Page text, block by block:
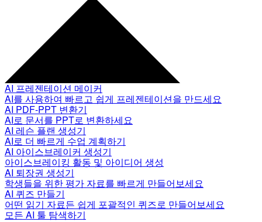
AI 프레젠테이션 메이커
AI를 사용하여 빠르고 쉽게 프레젠테이션을 만드세요
AI PDF-PPT 변환기
AI로 문서를 PPT로 변환하세요
AI 레슨 플랜 생성기
AI로 더 빠르게 수업 계획하기
AI 아이스브레이커 생성기
아이스브레이킹 활동 및 아이디어 생성
AI 퇴장권 생성기
학생들을 위한 평가 자료를 빠르게 만들어보세요
AI 퀴즈 만들기
어떤 읽기 자료든 쉽게 포괄적인 퀴즈로 만들어보세요
모든 AI 툴 탐색하기